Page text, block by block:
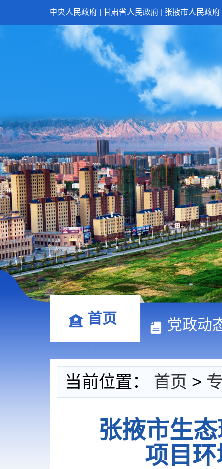
中央人民政府 甘肃省人民政府 张掖市人民政府
首页 党政动
当前位置： 首页 >
张掖市生
项目